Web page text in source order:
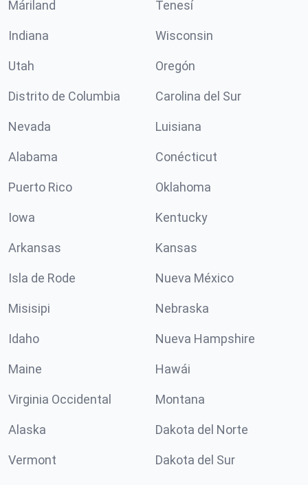
Máriland Tenesí
Indiana Wisconsin
Utah Oregón
Distrito de Columbia Carolina del Sur
Nevada Luisiana
Alabama Conécticut
Puerto Rico Oklahoma
Iowa Kentucky
Arkansas Kansas
Isla de Rode Nueva México
Misisipi Nebraska
Idaho Nueva Hampshire
Maine Hawái
Virginia Occidental Montana
Alaska Dakota del Norte
Vermont Dakota del Sur